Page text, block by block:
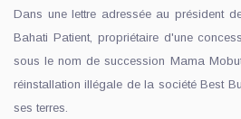
Dans une lettre adressée au président
Bahati Patient, propriétaire d'une
sous le nom de succession Mama
réinstallation illégale de la société Best
ses terres.